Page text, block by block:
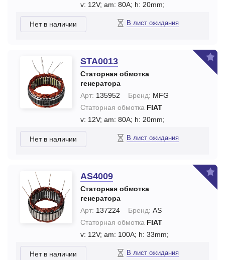
v: 12V; am: 80A; h: 20mm;
Нет в наличии В лист ожидания
STA0013
Статорная обмотка
генератора
Арт: 135952 Бренд: MFG
Статорная обмотка FIAT
v: 12V; am: 80A; h: 20mm;
Нет в наличии В лист ожидания
AS4009
Статорная обмотка
генератора
Арт: 137224 Бренд: AS
Статорная обмотка FIAT
v: 12V; am: 100A; h: 33mm;
Нет в наличии В лист ожидания